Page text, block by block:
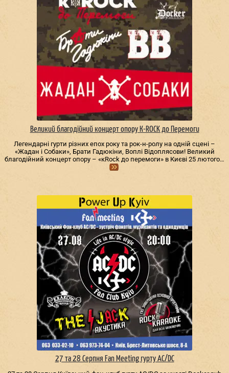
Великий благодійний концерт опору К-ROCK до Перемоги
Легендарні гурти різних епох року та рок-н-ролу на одній сцені –
«Жадан і Собаки», Брати Гадюкіни, Воплі Відоплясови! Великий
благодійний концерт опору – «кRock до перемоги» в Києві 25 лютого…
27 та 28 Серпня Fan Meeting гурту AC/DС